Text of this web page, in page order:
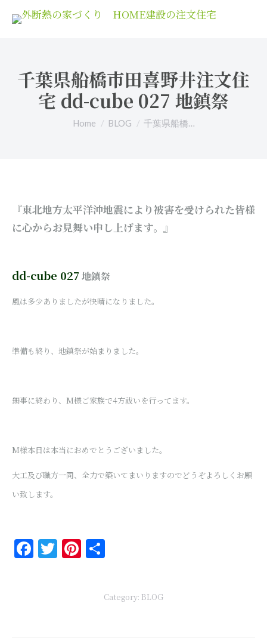
千葉県船橋市田喜野井注文住
宅 dd-cube 027 地鎮祭
You are here:
Home BLOG 千葉県船橋…
『東北地方太平洋沖地震により被害を受けられた皆様
に心からお見舞い申し上げます。』
dd-cube 027 地鎮祭
風は多少ありましたが快晴になりました。
準備も終り、地鎮祭が始まりました。
無事に終わり、M様ご家族で4方祓いを行ってます。
M様本日は本当におめでとうございました。
大工及び職方一同、全力で築いてまいりますのでどうぞよろしくお願
い致します。
Facebook
Twitter
Pinterest
Category: BLOG